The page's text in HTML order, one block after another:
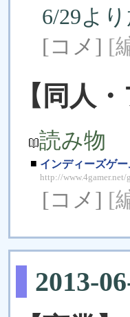
6/29よ
[コメ] [
【同人
読み物
■ インディーズゲ
http://
[コメ] [
2013-